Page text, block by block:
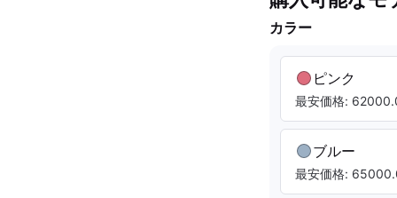
カラー
ピンク
最安価格:
ブルー
最安価格: